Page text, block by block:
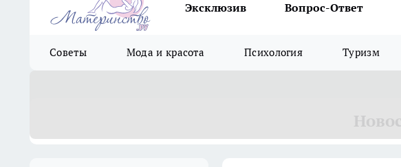
Эксклюзив Вопрос-Ответ
Советы Мода и красота Психология Туризм